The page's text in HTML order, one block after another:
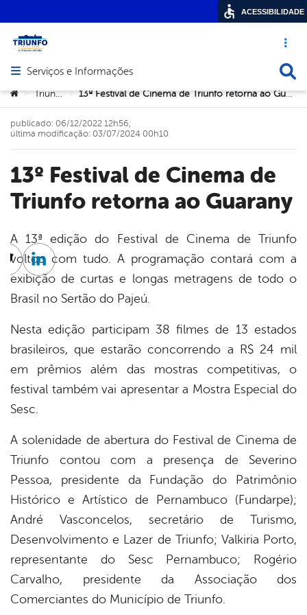
Acesso
Abrir menu principal de navegação
Serviços e Informações
Você está aqui:
> Triunfo > 13º Festival de Cinema de Triunfo retorna ao Guarany
13º Festival de Cinema de
Triunfo retorna ao Guarany
publicado: 06/12/2022 12h56,
última modificação: 03/07/2024 00h10
A 13ª edição do Festival de Cinema de Triunfo
voltou com tudo. A programação contará com a
exibição de curtas e longas metragens de todo o
Brasil no Sertão do Pajeú.
Nesta edição participam 38 filmes de 13 estados
brasileiros, que estarão concorrendo a R$ 24 mil
em prêmios além das mostras competitivas, o
festival também vai apresentar a Mostra Especial do
Sesc.
A solenidade de abertura do Festival de Cinema de
Triunfo contou com a presença de Severino
Pessoa, presidente da Fundação do Patrimônio
Histórico e Artístico de Pernambuco (Fundarpe);
André Vasconcelos, secretário de Turismo,
Desenvolvimento e Lazer de Triunfo; Valkiria Porto,
representante do Sesc Pernambuco; Rogério
Carvalho, presidente da Associação dos
Comerciantes do Município de Triunfo.
Twitter
Linkedin
ACESSIBILIDADE